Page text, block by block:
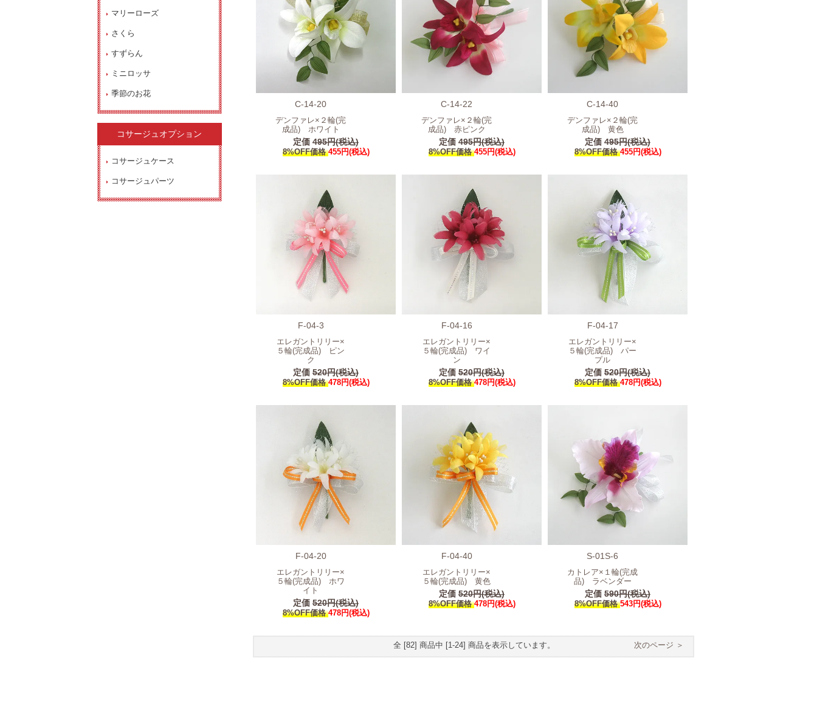
C-14-20
デンファレ×２輪(完
成品) ホワイト
定価 495円(税込)
8%OFF価格455円(税込)
C-14-22
デンファレ×２輪(完
成品) 赤ピンク
定価 495円(税込)
8%OFF価格455円(税込)
C-14-40
デンファレ×２輪(完
成品) 黄色
定価 495円(税込)
8%OFF価格455円(税込)
F-04-3
エレガントリリー×
５輪(完成品) ピン
ク
定価 520円(税込)
8%OFF価格478円(税込)
F-04-16
エレガントリリー×
５輪(完成品) ワイ
ン
定価 520円(税込)
8%OFF価格478円(税込)
F-04-17
エレガントリリー×
５輪(完成品) パー
プル
定価 520円(税込)
8%OFF価格478円(税込)
F-04-20
エレガントリリー×
５輪(完成品) ホワ
イト
定価 520円(税込)
8%OFF価格478円(税込)
F-04-40
エレガントリリー×
５輪(完成品) 黄色
定価 520円(税込)
8%OFF価格478円(税込)
S-01S-6
カトレア×１輪(完成
品) ラベンダー
定価 590円(税込)
8%OFF価格543円(税込)
全 [82] 商品中 [1-24] 商品を表示しています。 次のページ ＞
マリーローズ
さくら
すずらん
ミニロッサ
季節のお花
コサージュオプション
コサージュケース
コサージュパーツ